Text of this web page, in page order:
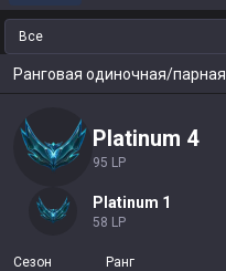
Все
Ранговая одиночная/парная
platinum 4
95 LP
platinum 1
58 LP
Сезон Ранг